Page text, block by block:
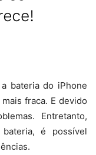
bateria do iPhone
fraca. E devido
Entretanto,
é possível